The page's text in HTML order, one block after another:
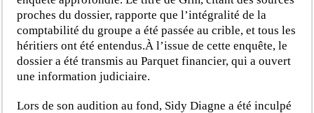
proches du dossier, rapporte que l’intégralité de la
comptabilité du groupe a été passée au crible, et tous les
héritiers ont été entendus.À l’issue de cette enquête, le
dossier a été transmis au Parquet financier, qui a ouvert
une information judiciaire.
Lors de son audition au fond, Sidy Diagne a été inculpé